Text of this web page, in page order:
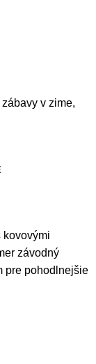
zábavy v zime,
kovovými
závodný
pre pohodlnejšie